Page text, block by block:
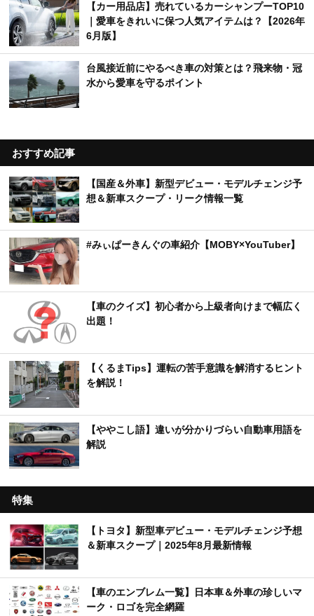
【カー用品店】売れているカーシャンプーTOP10
｜愛車をきれいに保つ人気アイテムは？【2026年
6月版】
台風接近前にやるべき車の対策とは？飛来物・冠
水から愛車を守るポイント
おすすめ記事
【国産＆外車】新型デビュー・モデルチェンジ予
想＆新車スクープ・リーク情報一覧
#みぃぱーきんぐの車紹介【MOBY×YouTuber】
【車のクイズ】初心者から上級者向けまで幅広く
出題！
【くるまTips】運転の苦手意識を解消するヒント
を解説！
【ややこし語】違いが分かりづらい自動車用語を
解説
特集
【トヨタ】新型車デビュー・モデルチェンジ予想
＆新車スクープ｜2025年8月最新情報
【車のエンブレム一覧】日本車＆外車の珍しいマ
ーク・ロゴを完全網羅